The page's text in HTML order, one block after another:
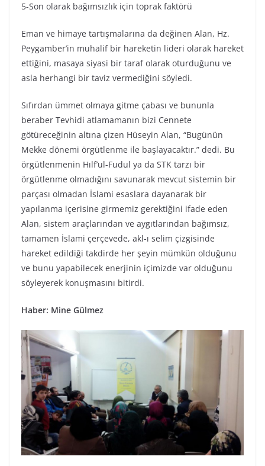
5-Son olarak bağımsızlık için toprak faktörü
Eman ve himaye tartışmalarına da değinen Alan, Hz.
Peygamber’in muhalif bir hareketin lideri olarak hareket
ettiğini, masaya siyasi bir taraf olarak oturduğunu ve
asla herhangi bir taviz vermediğini söyledi.
Sıfırdan ümmet olmaya gitme çabası ve bununla
beraber Tevhidi atlamamanın bizi Cennete
götüreceğinin altına çizen Hüseyin Alan, “Bugünün
Mekke dönemi örgütlenme ile başlayacaktır.” dedi. Bu
örgütlenmenin Hılf’ul-Fudul ya da STK tarzı bir
örgütlenme olmadığını savunarak mevcut sistemin bir
parçası olmadan İslami esaslara dayanarak bir
yapılanma içerisine girmemiz gerektiğini ifade eden
Alan, sistem araçlarından ve aygıtlarından bağımsız,
tamamen İslami çerçevede, akl-ı selim çizgisinde
hareket edildiği takdirde her şeyin mümkün olduğunu
ve bunu yapabilecek enerjinin içimizde var olduğunu
söyleyerek konuşmasını bitirdi.
Haber: Mine Gülmez